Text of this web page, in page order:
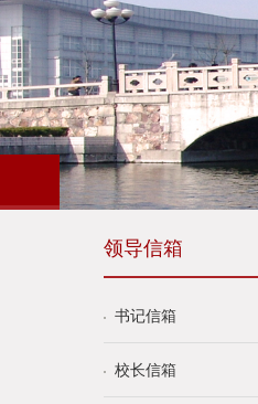
领导信箱
书记信箱
校长信箱